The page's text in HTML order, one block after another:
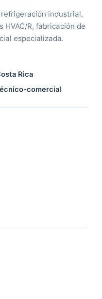
industrial,
R, fabricación de
especializada.
Rica
comercial